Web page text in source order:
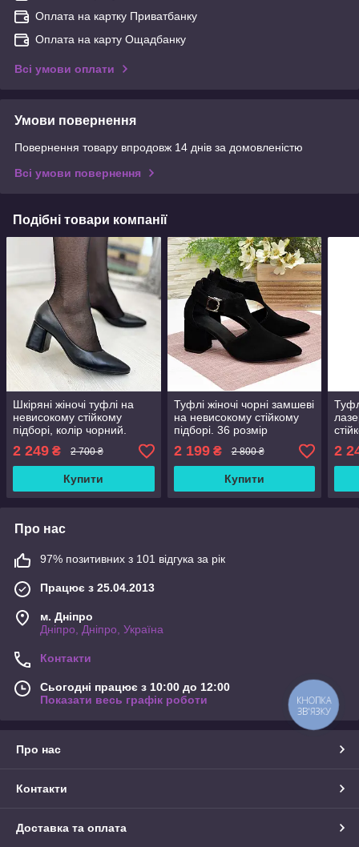
Оплата на картку Приватбанку
Оплата на карту Ощадбанку
Всі умови оплати
Умови повернення
Повернення товару впродовж 14 днів за домовленістю
Всі умови повернення
Подібні товари компанії
Шкіряні жіночі туфлі на
невисокому стійкому
підборі, колір чорний.
Розміри 36-41
2 249 ₴ 2 700 ₴
Купити
Туфлі жіночі чорні замшеві
на невисокому стійкому
підборі. 36 розмір
2 199₴ 2 800 ₴
Купити
2
Про нас
97% позитивних з 101 відгука за рік
Працює з 25.04.2013
м. Дніпро
Дніпро, Дніпро, Україна
Контакти
Сьогодні працює з 10:00 до 12:00
Показати весь графік роботи
Про нас
Контакти
Доставка та оплата
КНОПКА
ЗВ'ЯЗКУ